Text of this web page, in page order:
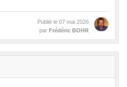
Publié le 07 mai 2026
par Frédéric BOHR